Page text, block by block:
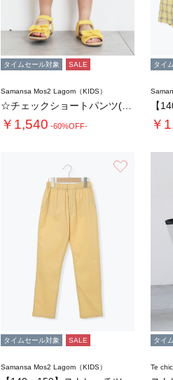
タイムセール対象 SALE
Samansa Mos2 Lagom（KIDS）
￥1,540 -60%OFF-
タイ
￥
タイムセール対象 SALE
Samansa Mos2 Lagom（KIDS）
タイ
Te